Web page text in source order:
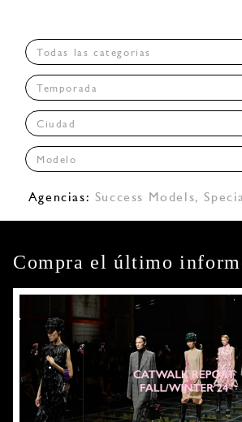
Todas las categorias
Temporada
Ciudad
Modelo
Agencias: Success Models,
Compra el último